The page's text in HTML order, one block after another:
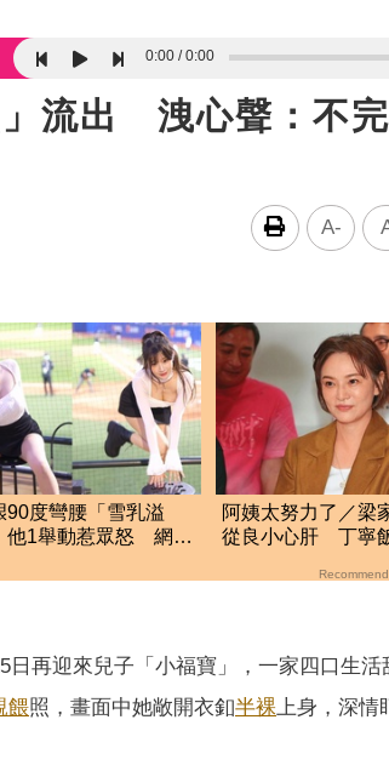
0:00 0:00
」流出 洩心聲：不
A-
90度彎腰「雪乳溢
他1舉動惹眾怒 網
阿姨太努力了／梁
從良小心肝 丁寧
日再迎來兒子「小福寶」，一家四口生活
餵照，畫面中她敞開衣釦半裸上身，深情